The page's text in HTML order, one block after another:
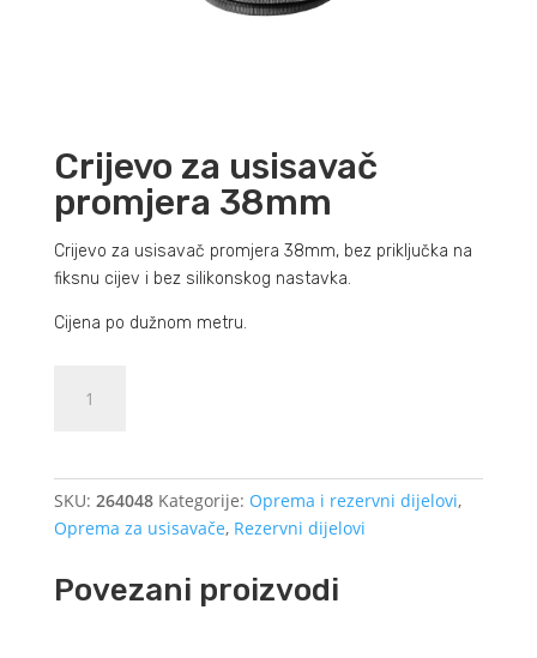
Crijevo za usisavač
promjera 38mm
Crijevo za usisavač promjera 38mm, bez priključka na
fiksnu cijev i bez silikonskog nastavka.
Cijena po dužnom metru.
SKU: 264048 Kategorije: Oprema i rezervni dijelovi,
Oprema za usisavače, Rezervni dijelovi
Povezani proizvodi